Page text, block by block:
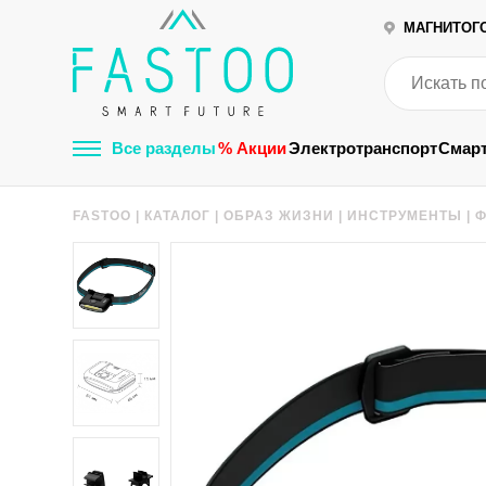
Все разделы% АкцииЭлектротранспорт
FASTOO КАТАЛОГ |ОБРАЗ ЖИЗНИ ИНСТРУМЕНТЫ |